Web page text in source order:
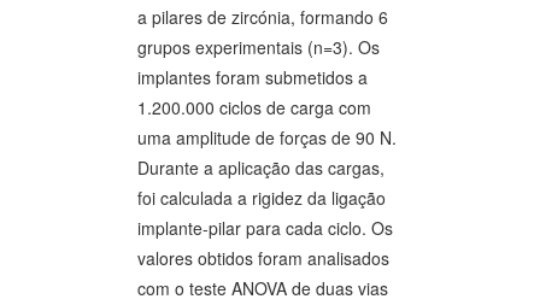
a pilares de zircónia, formando 6
grupos experimentais (n=3). Os
implantes foram submetidos a
1.200.000 ciclos de carga com
uma amplitude de forças de 90 N.
Durante a aplicação das cargas,
foi calculada a rigidez da ligação
implante-pilar para cada ciclo. Os
valores obtidos foram analisados
com o teste ANOVA de duas vias